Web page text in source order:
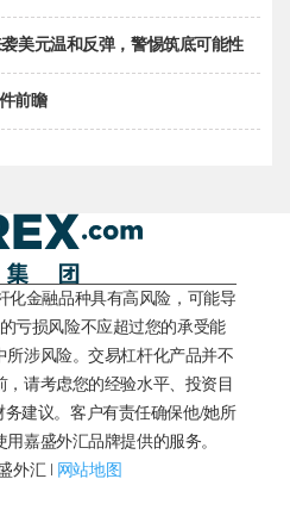
美元温和反弹，警惕筑底可能性
前瞻
化金融品种具有高风险，可能导
亏损风险不应超过您的承受能
所涉风险。交易杠杆化产品并不
请考虑您的经验水平、投资目
建议。客户有责任确保他/她所
嘉盛外汇品牌提供的服务。
外汇 | 网站地图